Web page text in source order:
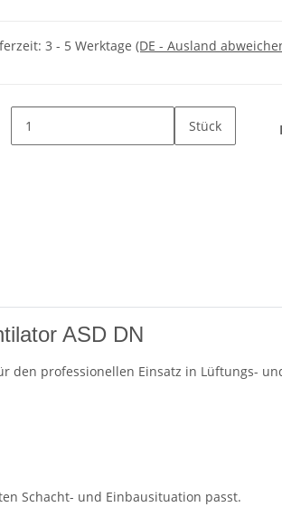
3 - 5 Werktage (DE - Ausland
Stück
ASD DN
den professionellen Einsatz in Lüftungs-
Schacht- und Einbausituation passt.